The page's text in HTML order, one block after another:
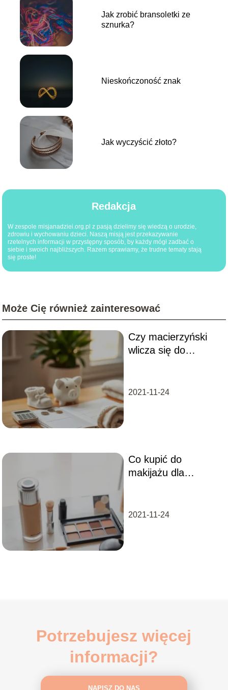
Jak zrobić bransoletki ze
sznurka?
Nieskończoność znak
Jak wyczyścić złoto?
Redakcja
W zespole misjanadziei.org.pl z pasją dzielimy się wiedzą o urodzie,
zdrowiu i wychowaniu dzieci. Naszą misją jest przekazywanie
rzetelnych informacji w przystępny sposób, by każdy mógł zadbać o
siebie i swoich najbliższych. Razem sprawiamy, że trudne tematy stają
się proste!
Może Cię również zainteresować
Czy macierzyński
wlicza się do
2021-11-24
Co kupić do
makijażu dla
2021-11-24
Potrzebujesz więcej
informacji?
NAPISZ DO NAS